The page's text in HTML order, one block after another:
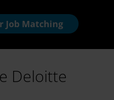
Job Matching
Deloitte